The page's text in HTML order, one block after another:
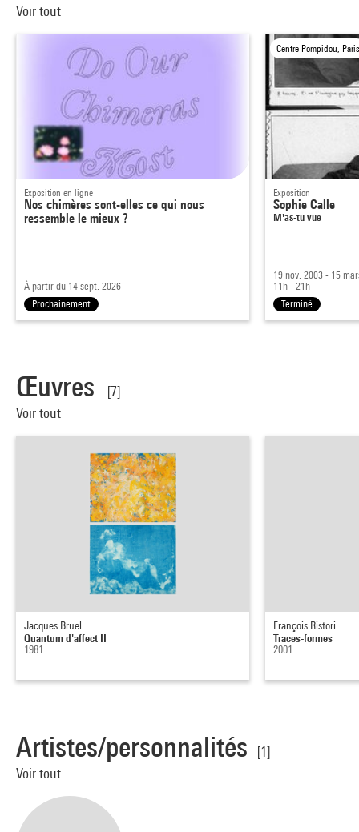
Voir tout
Exposition en ligne
Nos chimères sont-elles ce qui nous
ressemble le mieux ?
À partir du 14 sept. 2026
Prochainement
Centre Pompidou,
Exposition
Sophie Calle
M'as-tu vue
19 nov. 2003 - 15
11h - 21h
Terminé
Œuvres
[7]
Voir tout
Jacques Bruel
Quantum d'affect II
1981
François Ristori
Traces-formes
2001
Artistes/personnalités
[1]
Voir tout